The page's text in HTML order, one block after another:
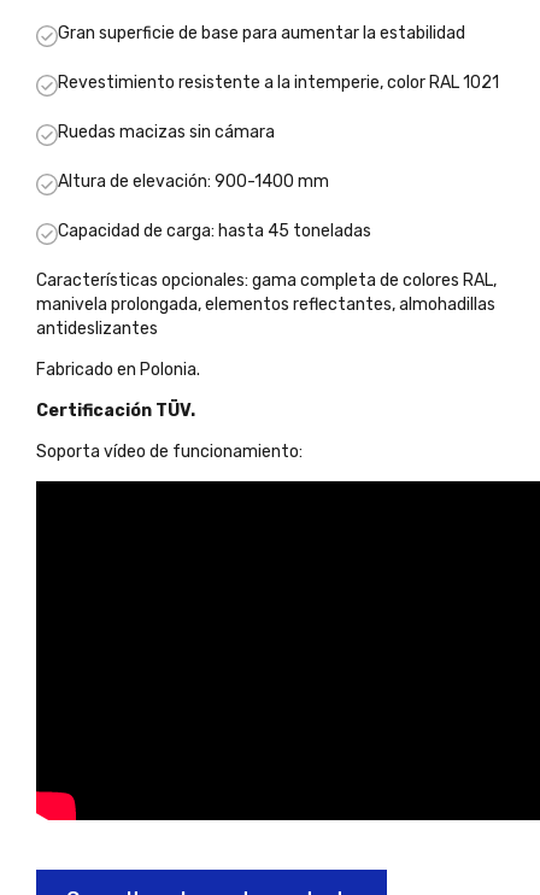
Gran superficie de base para aumentar la estabilidad
Revestimiento resistente a la intemperie, color RAL 1021
Ruedas macizas sin cámara
Altura de elevación: 900-1400 mm
Capacidad de carga: hasta 45 toneladas
Características opcionales: gama completa de colores RAL,
manivela prolongada, elementos reflectantes, almohadillas
antideslizantes
Fabricado en Polonia.
Certificación TÜV.
Soporta vídeo de funcionamiento: